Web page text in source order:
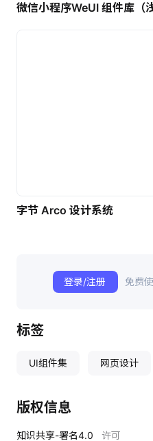
字节 Arco 设计系统
登录/注册 免费
标签
UI组件集 网页设计
版权信息
知识共享-署名4.0 许可